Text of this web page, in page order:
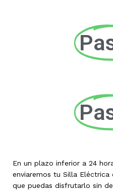
En un plazo inferior a 24
enviaremos tu Silla
que puedas disfrutarlo sin